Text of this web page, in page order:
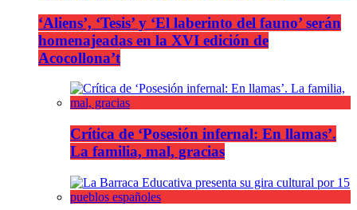
‘Aliens’, ‘Tesis’ y ‘El laberinto del fauno’ serán
homenajeadas en la XVI edición de
Acocollona’t
Crítica de ‘Posesión infernal: En llamas’.
La familia, mal, gracias